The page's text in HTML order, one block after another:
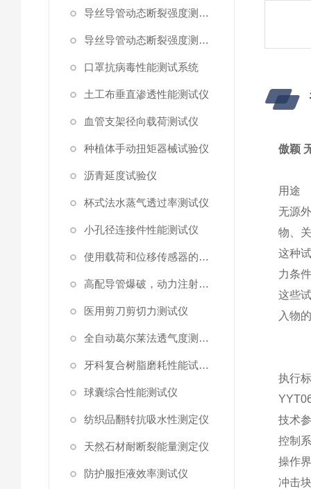
导丝导管动态断裂强度测试仪 （峰值拉力）
导丝导管动态断裂强度测试仪
口罩抗病毒性能测试系统
土工布垂直渗透性能测试仪
血管支架径向载荷测试仪
种植体手动扭矩器械试验仪
沥青延度试验仪
杯式法水蒸气透过率测试仪
小孔径连接件性能测试仪
使用载荷和位移传感器的塑料高速穿刺特性测试仪
高配导管爆破，动力注射中流量及压力测试仪
医用剪刀剪切力测试仪
全自动葛尔莱法透气度测试仪
牙科复合树脂磨耗性能试验仪
球囊综合性能测试仪
纺织品翻转抗吸水性测定仪
天然石材耐断裂能量测定仪
防护服拒液效率测试仪
傲颖
用途
无源
物、
这种
力条
这些
入物
执行
技术
控制
操作
冲击